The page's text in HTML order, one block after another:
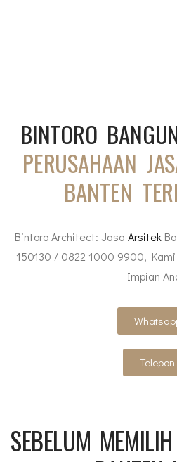
BINTORO
PERUSAHAAN
BANTEN
Bintoro Architect: Jasa Arsitek
150130 / 0822 1000 9900,
Impian
Telepon
SEBELUM